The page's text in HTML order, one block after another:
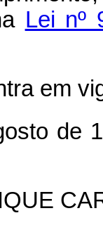
Lei nº
em
de